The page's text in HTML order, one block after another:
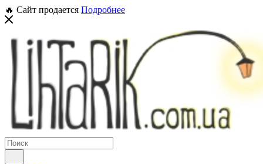
🔥 Сайт продается Подробнее